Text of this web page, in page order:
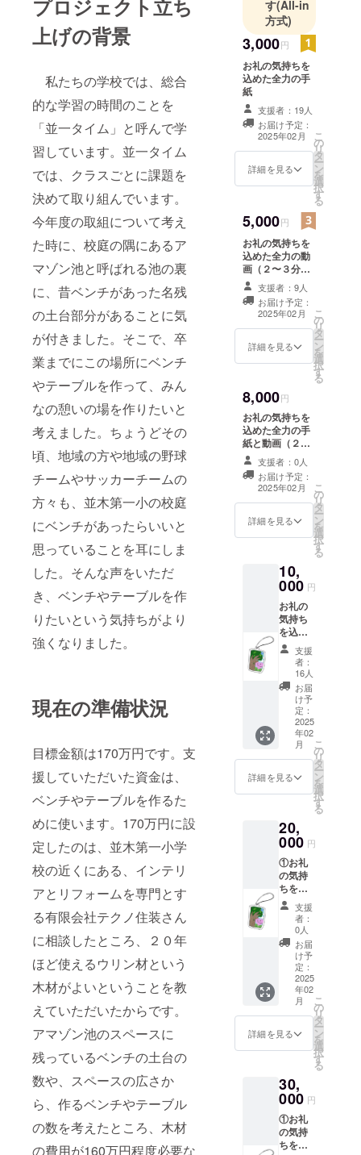
プロジェクト立ち
上げの背景
私たちの学校では、総合
的な学習の時間のことを
「並一タイム」と呼んで学
習しています。並一タイム
では、クラスごとに課題を
決めて取り組んでいます。
今年度の取組について考え
た時に、校庭の隅にあるア
マゾン池と呼ばれる池の裏
に、昔ベンチがあった名残
の土台部分があることに気
が付きました。そこで、卒
業までにこの場所にベンチ
やテーブルを作って、みん
なの憩いの場を作りたいと
考えました。ちょうどその
頃、地域の方や地域の野球
チームやサッカーチームの
方々も、並木第一小の校庭
にベンチがあったらいいと
思っていることを耳にしま
した。そんな声をいただ
き、ベンチやテーブルを作
りたいという気持ちがより
強くなりました。
現在の準備状況
目標金額は170万円です。支
援していただいた資金は、
ベンチやテーブルを作るた
めに使います。170万円に設
定したのは、並木第一小学
校の近くにある、インテリ
アとリフォームを専門とす
る有限会社テクノ住装さん
に相談したところ、２０年
ほど使えるウリン材という
木材がよいということを教
えていただいたからです。
アマゾン池のスペースに
残っているベンチの土台の
数や、スペースの広さか
ら、作るベンチやテーブル
の数を考えたところ、木材
の費用が160万円程度必要な
す(All-in
方式)
3,000円
お礼の気持ちを
込めた全力の手
紙
支援者：19人
お届け予定：
2025年02月
詳細を見る
こ
の
リ
タ
ー
ン
を
選
択
す
る
5,000円
お礼の気持ちを
込めた全力の動
画（２〜３分程
度） ※QRコード
を載せた手紙も
同封しますの
で、読み取って
ご覧ください。
支援者：9人
お届け予定：
2025年02月
詳細を見る
こ
の
リ
タ
ー
ン
を
選
択
す
る
8,000円
お礼の気持ちを
込めた全力の手
紙と動画（２〜
３分程度） ※QR
コードを載せた
手紙も同封しま
すので、読み
取ってご覧くだ
さい。
支援者：0人
お届け予定：
2025年02月
詳細を見る
こ
の
リ
タ
ー
ン
を
選
択
す
る
10,
000 円
お礼の
気持ち
を込め
た全力
の手紙
と動画
と並木
第一小
学校の
キャラ
クター
「Pハー
トちゃ
ん」を
イメー
ジした
ラップ
２個 ※
動画は
２〜３
分程度
です。
QRコー
ドを載
せた手
紙も同
封しま
すの
で、読
み取っ
てご覧
くださ
い。
支援
者：
16人
お届
け予
定：
2025
年02
月
詳細を見る
こ
の
リ
タ
ー
ン
を
選
択
す
る
20,
000 円
①お礼
の気持
ちを込
めた全
力の手
紙と動
画と並
木第一
小学校
のキャ
ラク
ター「P
ハート
ちゃ
ん」を
イメー
スト
ラップ
３個 ※
動画は
２〜３
分程度
支援
者：
0人
お届
け予
定：
2025
年02
月
詳細を見る
こ
の
リ
タ
ー
ン
を
選
択
す
る
30,
000 円
①お礼
の気持
ちを込